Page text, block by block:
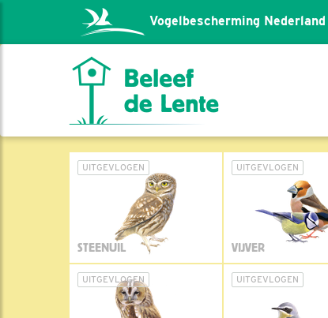
Vogelbescherming Nederland
UITGEVLOGEN
STEENUIL
UITGEVLOGEN
VIJVER
UITGEVLOGEN UITGEVLOGEN